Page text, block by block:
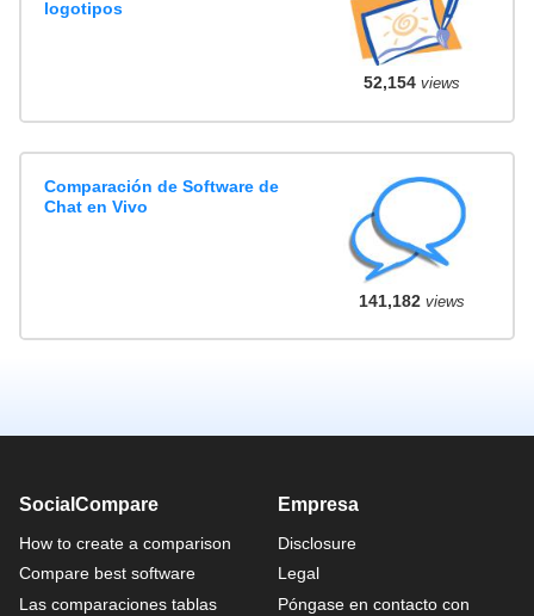
logotipos
52,154views
Comparación de Software de
Chat en Vivo
141,182views
SocialCompare
How to create a comparison
Compare best software
Las comparaciones tablas
Empresa
Disclosure
Legal
Póngase en contacto con